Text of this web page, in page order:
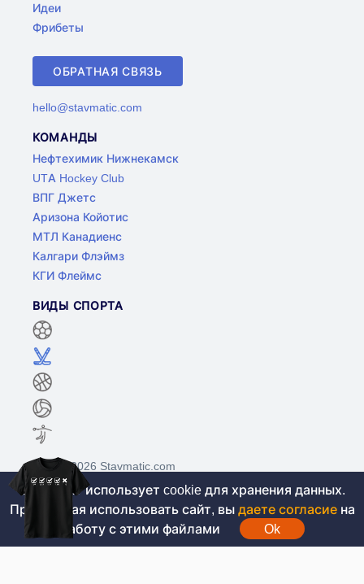
Идеи
Фрибеты
ОБРАТНАЯ СВЯЗЬ
hello@stavmatic.com
КОМАНДЫ
Нефтехимик Нижнекамск
UTA Hockey Club
ВПГ Джетс
Аризона Койотис
МТЛ Канадиенс
Калгари Флэймз
КГИ Флеймс
ВИДЫ СПОРТА
©2017-2026 Stavmatic.com
Для лиц старше 18 лет. На сайте не
проводятся игры на денежные средства, вся
Этот сайт использует cookie для хранения данных.
Продолжая использовать сайт, вы даете согласие на
работу с этими файлами
Ok